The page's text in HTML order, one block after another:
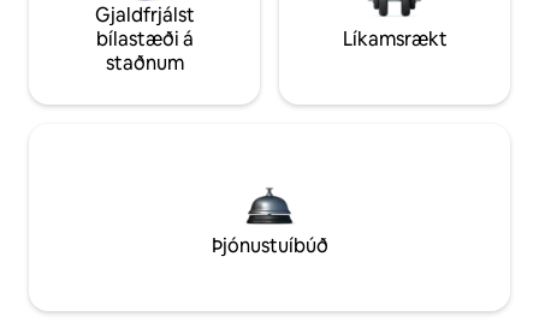
Gjaldfrjálst
bílastæði á
staðnum
Líkamsrækt
Þjónustuíbúð